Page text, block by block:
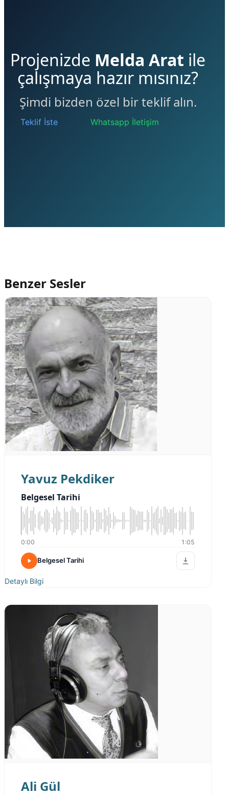
Projenizde Melda Arat ile
çalışmaya hazır mısınız?
Şimdi bizden özel bir teklif alın.
Teklif İste Whatsapp İletişim
Benzer Sesler
Yavuz Pekdiker
Belgesel Tarihi
0:00 1:05
Belgesel Tarihi
Detaylı Bilgi
Ali Gül